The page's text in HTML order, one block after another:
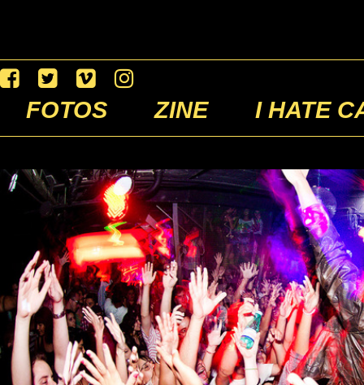
FOTOS ZINE I HATE